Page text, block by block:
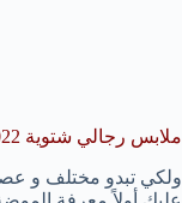
ملابس رجالي شتوية 2022
ولكي تبدو مختلف و